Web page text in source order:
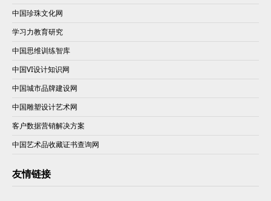
中国珍珠文化网
学习力教育研究
中国思维训练智库
中国VI设计知识网
中国城市品牌建设网
中国雕塑设计艺术网
客户数据营销解决方案
中国艺术品收藏证书查询网
友情链接